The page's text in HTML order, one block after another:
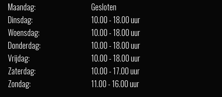
Maandag:
Gesloten
Dinsdag:
10.00 - 18.00 uur
Woensdag:
10.00 - 18.00 uur
Donderdag:
10.00 - 18.00 uur
Vrijdag:
10.00 - 18.00 uur
Zaterdag:
10.00 - 17.00 uur
Zondag:
11.00 - 16.00 uur